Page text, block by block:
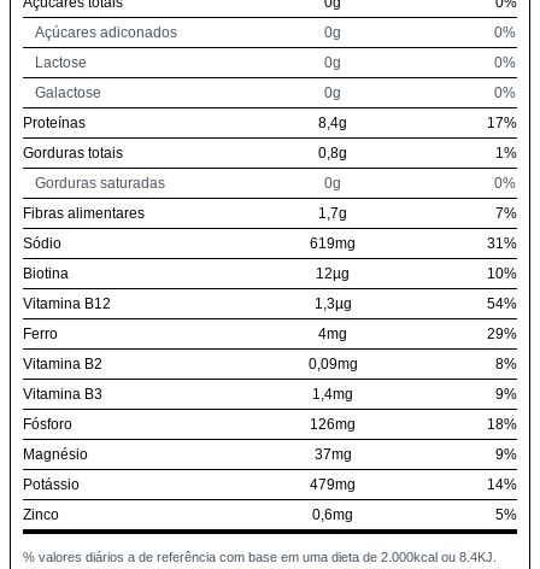
Açúcares adiconados
0g
0%
Lactose
0g
0%
Galactose
0g
0%
Proteínas
8,4g
17%
Gorduras totais
0,8g
1%
Gorduras saturadas
0g
0%
Fibras alimentares
1,7g
7%
Sódio
619mg
31%
Biotina
12µg
10%
Vitamina B12
1,3µg
54%
Ferro
4mg
29%
Vitamina B2
0,09mg
8%
Vitamina B3
1,4mg
9%
Fósforo
126mg
18%
Magnésio
37mg
9%
Potássio
479mg
14%
Zinco
0,6mg 5%
% valores diários a de referência com base em uma dieta de 2.000kcal ou 8.4KJ.